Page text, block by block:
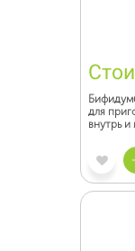
для
внутрь